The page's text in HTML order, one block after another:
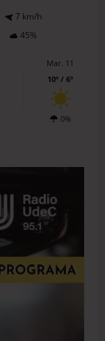
7 km/h
45%
Mar. 11
10º / 6º
0%